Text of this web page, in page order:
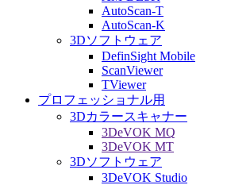
AutoScan-T
AutoScan-K
3Dソフトウェア
DefinSight Mobile
ScanViewer
TViewer
プロフェッショナル用
3Dカラースキャナー
3DeVOK MQ
3DeVOK MT
3Dソフトウェア
3DeVOK Studio